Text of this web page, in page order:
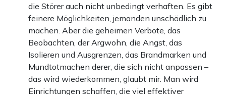
die Störer auch nicht unbedingt verhaften. Es gibt
feinere Möglichkeiten, jemanden unschädlich zu
machen. Aber die geheimen Verbote, das
Beobachten, der Argwohn, die Angst, das
Isolieren und Ausgrenzen, das Brandmarken und
Mundtotmachen derer, die sich nicht anpassen –
das wird wiederkommen, glaubt mir. Man wird
Einrichtungen schaffen, die viel effektiver